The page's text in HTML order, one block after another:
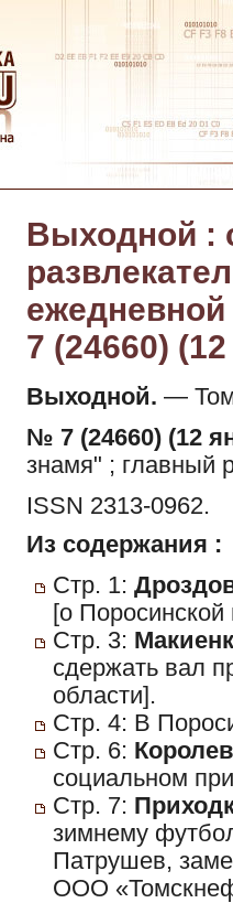
Выходной :
7 (24660)
Выходной. —
№ 7 (24660) (12
знамя" ; главный
ISSN 2313-0962.
Из содержания :
Стр. 1:
[о
Стр. 3:
сдержать вал
области].
Стр. 4: В
Стр. 6:
социальном
Стр. 7:
зимнему
Патрушев,
ООО